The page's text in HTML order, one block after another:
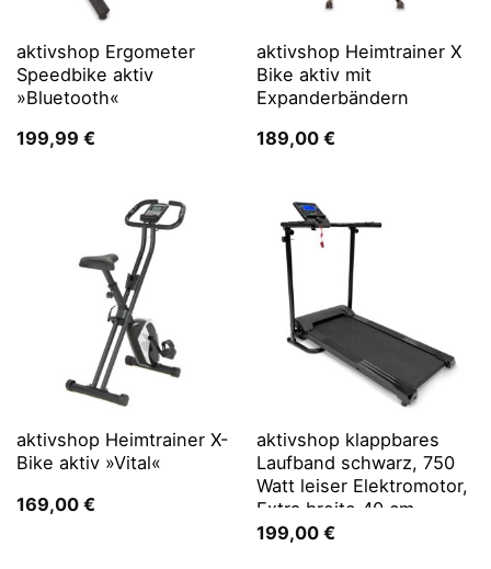
aktivshop Ergometer
Speedbike aktiv
»Bluetooth«
199,99 €
aktivshop Heimtrainer X
Bike aktiv mit
Expanderbändern
189,00 €
aktivshop Heimtrainer X-
Bike aktiv »Vital«
169,00 €
aktivshop klappbares
Laufband schwarz, 750
Watt leiser Elektromotor,
Extra breite 40 cm
Lauffläche
199,00 €